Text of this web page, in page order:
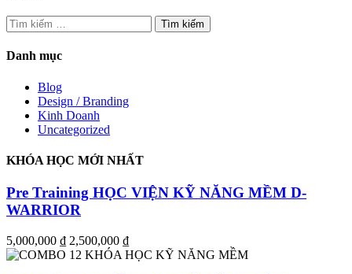
Tìm
kiếm
cho:
Danh mục
Blog
Design / Branding
Kinh Doanh
Uncategorized
KHÓA HỌC MỚI NHẤT
Pre Training HỌC VIỆN KỸ NĂNG MỀM D-
WARRIOR
5,000,000 ₫ 2,500,000 ₫